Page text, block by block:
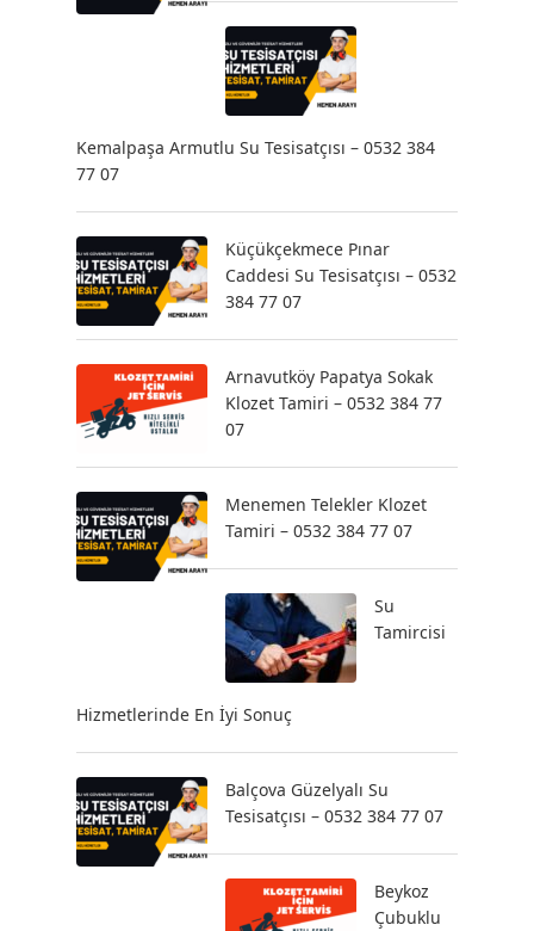
Kemalpaşa Armutlu Su Tesisatçısı – 0532 384
77 07
Küçükçekmece Pınar
Caddesi Su Tesisatçısı – 0532
384 77 07
Arnavutköy Papatya Sokak
Klozet Tamiri – 0532 384 77
07
Menemen Telekler Klozet
Tamiri – 0532 384 77 07
Su
Tamircisi
Hizmetlerinde En İyi Sonuç
Balçova Güzelyalı Su
Tesisatçısı – 0532 384 77 07
Beykoz
Çubuklu